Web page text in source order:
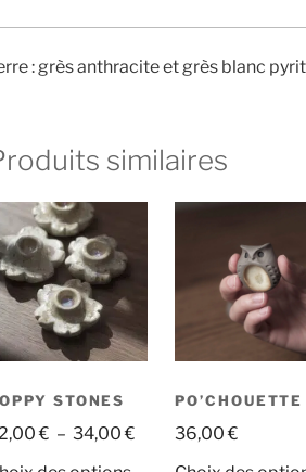
: grès anthracite et grès blanc
similaires
STONES
€ – 34,00€ Plage
PO’CHOUETTE
36,00€